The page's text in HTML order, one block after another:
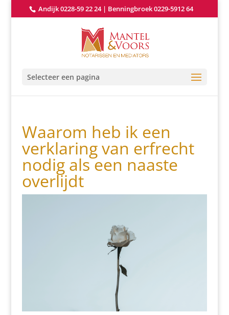
Andijk 0228-59 22 24| Benningbroek 0229-5912 64
Selecteer een pagina
Waarom heb ik een
verklaring van erfrecht
nodig als een naaste
overlijdt